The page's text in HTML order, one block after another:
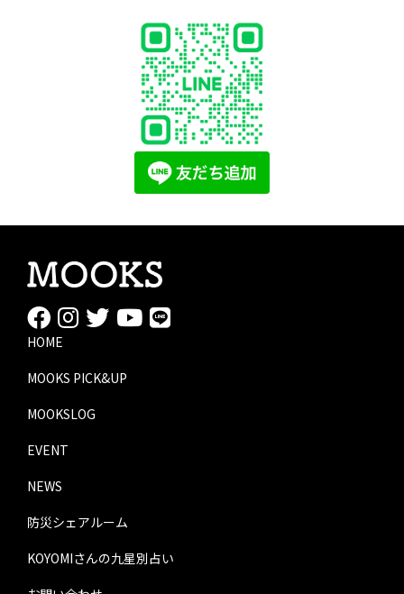
HOME
MOOKS PICK&UP
MOOKSLOG
EVENT
NEWS
防災シェアルーム
KOYOMIさんの九星別占い